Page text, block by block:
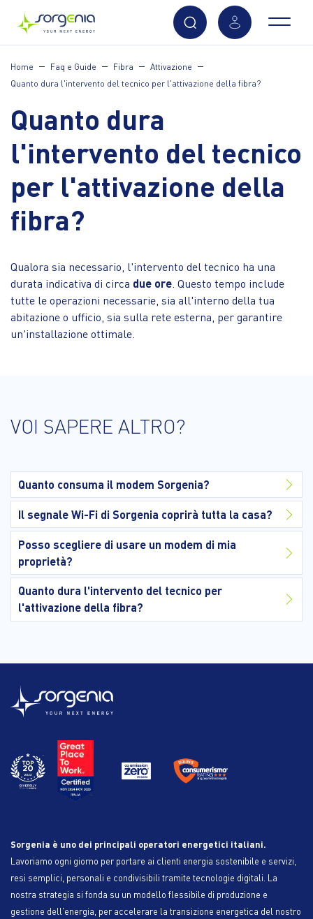
contenuto
Home Faq e Guide Fibra
Attivazione
Quanto dura l'intervento del tecnico per l'attivazione della fibra?
Quanto dura
l'intervento del tecnico
per l'attivazione della
fibra?
Qualora sia necessario, l'intervento del tecnico ha una
durata indicativa di circa due ore . Questo tempo include
tutte le operazioni necessarie, sia all'interno della tua
abitazione o ufficio, sia sulla rete esterna, per garantire
un'installazione ottimale.
VOI SAPERE ALTRO?
Quanto consuma il modem Sorgenia?
Il segnale Wi-Fi di Sorgenia coprirà tutta la casa?
Posso scegliere di usare un modem di mia
proprietà?
Quanto dura l'intervento del tecnico per
l'attivazione della fibra?
Sorgenia è uno dei principali operatori energetici italiani.
Lavoriamo ogni giorno per portare ai clienti energia sostenibile e servizi,
resi semplici, personali e condivisibili tramite tecnologie digitali. La
nostra strategia si fonda su un modello flessibile di produzione e
gestione dell'energia, per accelerare la transizione energetica del nostro